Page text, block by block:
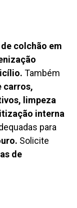
colchão em
Também
carros,
limpeza
interna
para
Solicite
de